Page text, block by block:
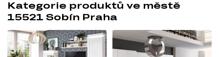
Kategorie produktů ve městě
15521 Sobín Praha